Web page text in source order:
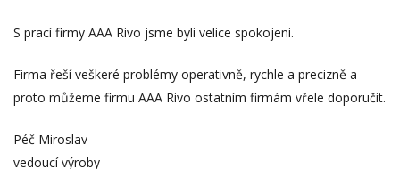
S prací firmy AAA Rivo jsme byli velice spokojeni.
Firma řeší veškeré problémy operativně, rychle a precizně a
proto můžeme firmu AAA Rivo ostatním firmám vřele doporučit.
Péč Miroslav
vedoucí výroby